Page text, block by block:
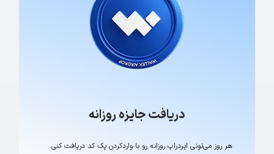
دریافت جایزه روزانه
هر روز می‌تونی ایردراپ روزانه رو با وارد‌کردن یک کد دریافت کنی.